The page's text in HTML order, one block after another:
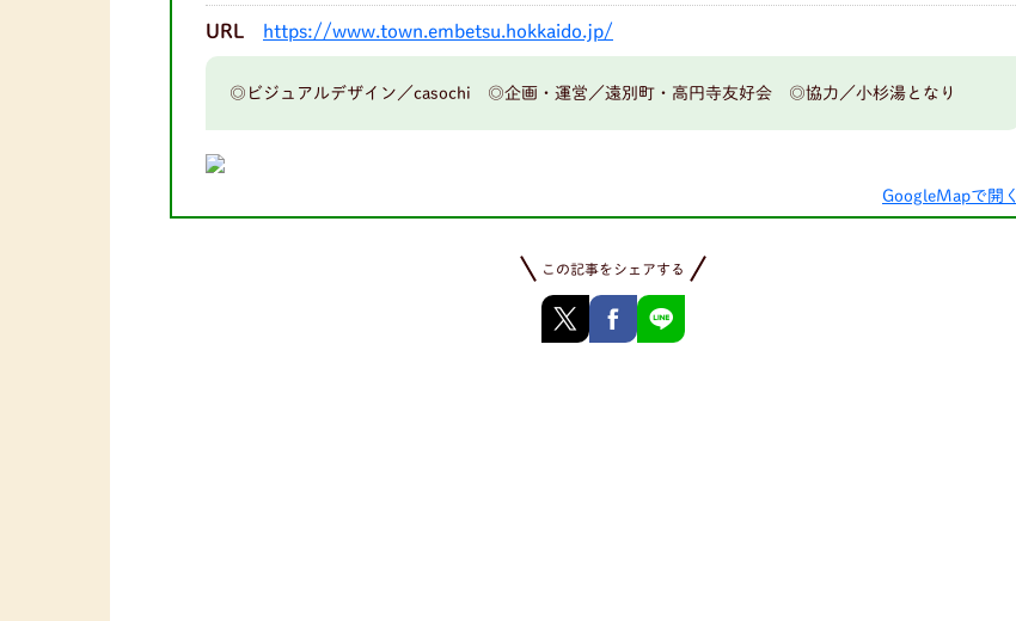
URL https://www.town.embetsu.hokkaido.jp/
◎ビジュアルデザイン／casochi ◎企画・運営／遠別町・高円寺友好会 ◎協力／小杉湯となり
GoogleMapで開く
この記事をシェアする